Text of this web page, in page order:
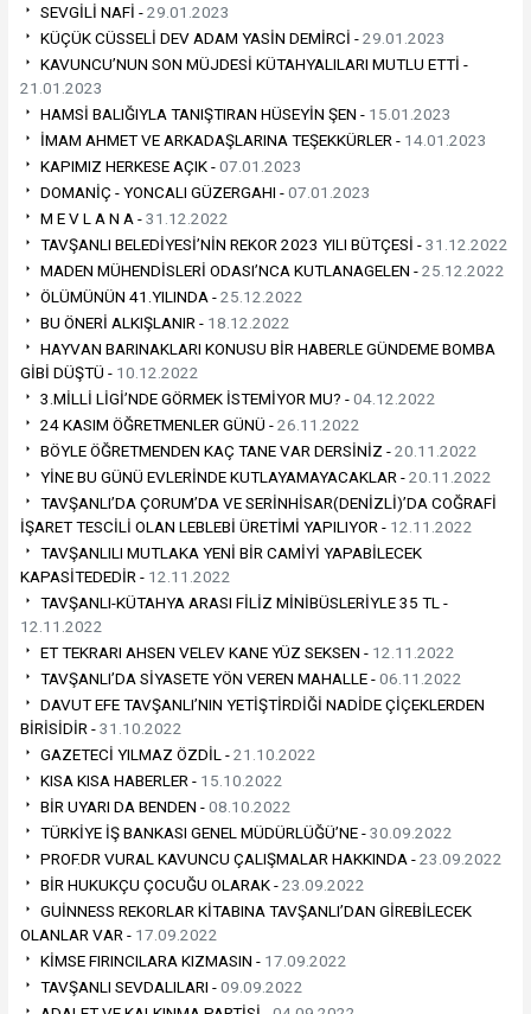
SEVGİLİ NAFİ -29.01.2023
KÜÇÜK CÜSSELİ DEV ADAM YASİN DEMİRCİ -29.01.2023
KAVUNCU’NUN SON MÜJDESİ KÜTAHYALILARI MUTLU ETTİ -
21.01.2023
HAMSİ BALIĞIYLA TANIŞTIRAN HÜSEYİN ŞEN - 15.01.2023
İMAM AHMET VE ARKADAŞLARINA TEŞEKKÜRLER - 14.01.2023
KAPIMIZ HERKESE AÇIK -07.01.2023
DOMANİÇ - YONCALI GÜZERGAHI -07.01.2023
M E V L A N A -31.12.2022
TAVŞANLI BELEDİYESİ’NİN REKOR 2023 YILI BÜTÇESİ -31.12.2022
MADEN MÜHENDİSLERİ ODASI’NCA KUTLANAGELEN -25.12.2022
ÖLÜMÜNÜN 41.YILINDA -25.12.2022
BU ÖNERİ ALKIŞLANIR - 18.12.2022
HAYVAN BARINAKLARI KONUSU BİR HABERLE GÜNDEME BOMBA
GİBİ DÜŞTÜ - 10.12.2022
3.MİLLİ LİGİ’NDE GÖRMEK İSTEMİYOR MU? -04.12.2022
24 KASIM ÖĞRETMENLER GÜNÜ -26.11.2022
BÖYLE ÖĞRETMENDEN KAÇ TANE VAR DERSİNİZ -20.11.2022
YİNE BU GÜNÜ EVLERİNDE KUTLAYAMAYACAKLAR -20.11.2022
TAVŞANLI’DA ÇORUM’DA VE SERİNHİSAR(DENİZLİ)’DA COĞRAFİ
İŞARET TESCİLİ OLAN LEBLEBİ ÜRETİMİ YAPILIYOR - 12.11.2022
TAVŞANLILI MUTLAKA YENİ BİR CAMİYİ YAPABİLECEK
KAPASİTEDEDİR - 12.11.2022
TAVŞANLI-KÜTAHYA ARASI FİLİZ MİNİBÜSLERİYLE 35 TL -
12.11.2022
ET TEKRARI AHSEN VELEV KANE YÜZ SEKSEN - 12.11.2022
TAVŞANLI’DA SİYASETE YÖN VEREN MAHALLE -06.11.2022
DAVUT EFE TAVŞANLI’NIN YETİŞTİRDİĞİ NADİDE ÇİÇEKLERDEN
BİRİSİDİR -31.10.2022
GAZETECİ YILMAZ ÖZDİL -21.10.2022
KISA KISA HABERLER - 15.10.2022
BİR UYARI DA BENDEN -08.10.2022
TÜRKİYE İŞ BANKASI GENEL MÜDÜRLÜĞÜ’NE -30.09.2022
PROF.DR VURAL KAVUNCU ÇALIŞMALAR HAKKINDA -23.09.2022
BİR HUKUKÇU ÇOCUĞU OLARAK -23.09.2022
GUİNNESS REKORLAR KİTABINA TAVŞANLI’DAN GİREBİLECEK
OLANLAR VAR - 17.09.2022
KİMSE FIRINCILARA KIZMASIN - 17.09.2022
TAVŞANLI SEVDALILARI -09.09.2022